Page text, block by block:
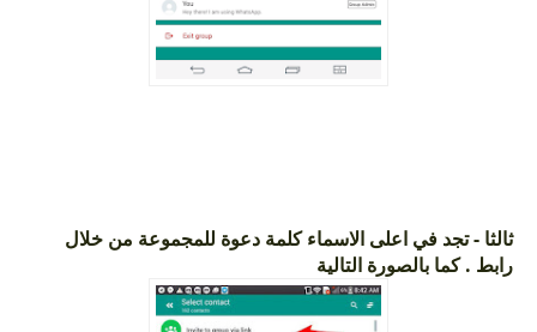
ثالثا - تجد في اعلى الاسماء كلمة دعوة للمجموعة من خلال
رابط . كما بالصورة التالية